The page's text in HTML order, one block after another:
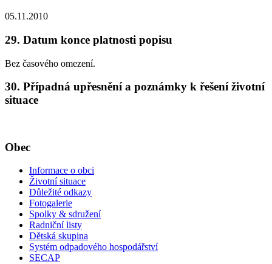
05.11.2010
29. Datum konce platnosti popisu
Bez časového omezení.
30. Případná upřesnění a poznámky k řešení životní
situace
Obec
Informace o obci
Životní situace
Důležité odkazy
Fotogalerie
Spolky & sdružení
Radniční listy
Dětská skupina
Systém odpadového hospodářství
SECAP